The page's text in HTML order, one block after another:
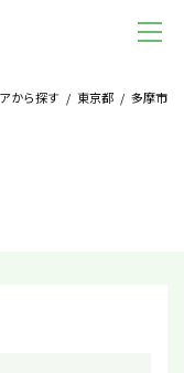
から探す / 東京都 / 多摩市